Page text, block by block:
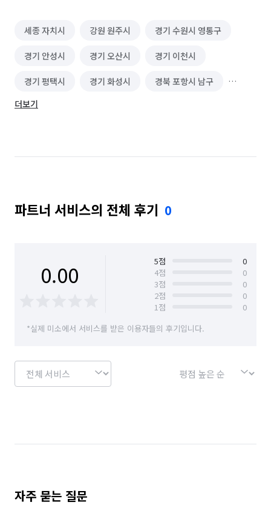
세종 자치시 강원 원주시 경기 수원시 영통구
경기 안성시 경기 오산시 경기 이천시
경기 평택시 경기 화성시 경북 포항시 남구
경북 포항시 북구
서울 서초구 서울 성동구 서울 성북구
서울 중구 울산 동구 인천 계양구
충남 천안시 서북구
충남 홍성군 경기 화성시 동탄구
경기 화성시 만세구
경기 화성시 병점구
더보기
파트너 서비스의 전체 후기 0
0.00 5점
0
4점
0
3점
0
2점
0
1점
0
*실제 미소에서 서비스를 받은 이용자들의 후기입니다.
자주 묻는 질문